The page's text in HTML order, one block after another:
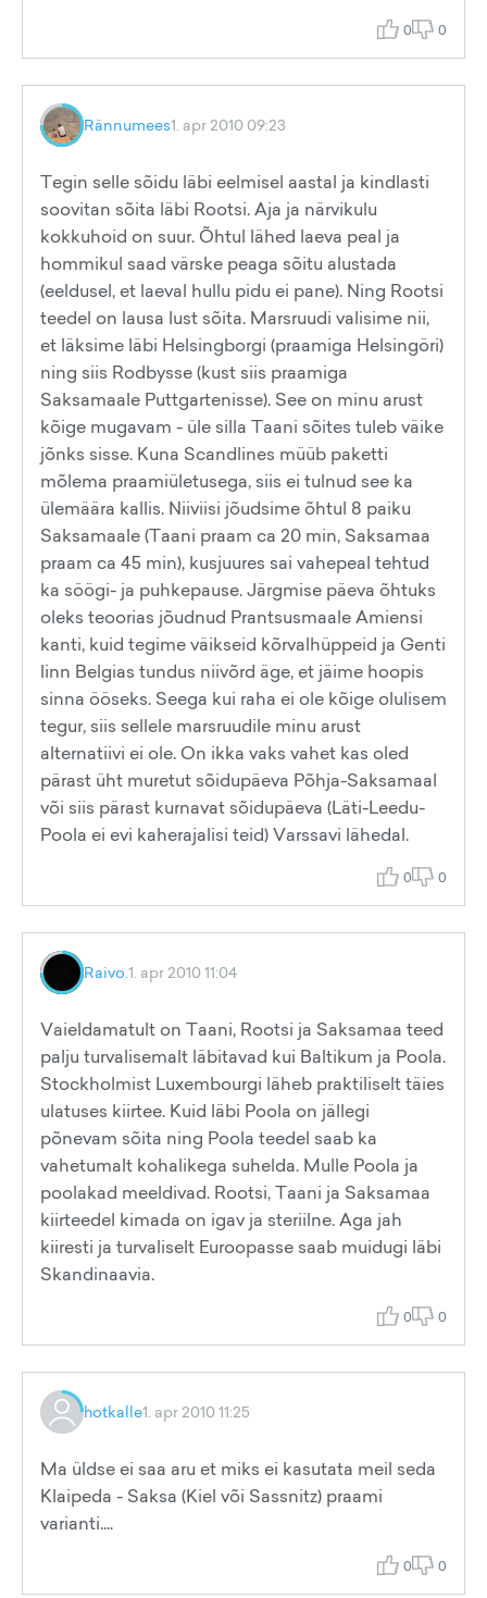
0 0
Rännumees1. apr 2010 09:23
Tegin selle sõidu läbi eelmisel aastal ja kindlasti
soovitan sõita läbi Rootsi. Aja ja närvikulu
kokkuhoid on suur. Õhtul lähed laeva peal ja
hommikul saad värske peaga sõitu alustada
(eeldusel, et laeval hullu pidu ei pane). Ning Rootsi
teedel on lausa lust sõita. Marsruudi valisime nii,
et läksime läbi Helsingborgi (praamiga Helsingöri)
ning siis Rodbysse (kust siis praamiga
Saksamaale Puttgartenisse). See on minu arust
kõige mugavam - üle silla Taani sõites tuleb väike
jõnks sisse. Kuna Scandlines müüb paketti
mõlema praamiületusega, siis ei tulnud see ka
ülemäära kallis. Niiviisi jõudsime õhtul 8 paiku
Saksamaale (Taani praam ca 20 min, Saksamaa
praam ca 45 min), kusjuures sai vahepeal tehtud
ka söögi- ja puhkepause. Järgmise päeva õhtuks
oleks teoorias jõudnud Prantsusmaale Amiensi
kanti, kuid tegime väikseid kõrvalhüppeid ja Genti
linn Belgias tundus niivõrd äge, et jäime hoopis
sinna ööseks. Seega kui raha ei ole kõige olulisem
tegur, siis sellele marsruudile minu arust
alternatiivi ei ole. On ikka vaks vahet kas oled
pärast üht muretut sõidupäeva Põhja-Saksamaal
või siis pärast kurnavat sõidupäeva (Läti-Leedu-
Poola ei evi kaherajalisi teid) Varssavi lähedal.
0 0
Raivo.1. apr 2010 11:04
Vaieldamatult on Taani, Rootsi ja Saksamaa teed
palju turvalisemalt läbitavad kui Baltikum ja Poola.
Stockholmist Luxembourgi läheb praktiliselt täies
ulatuses kiirtee. Kuid läbi Poola on jällegi
põnevam sõita ning Poola teedel saab ka
vahetumalt kohalikega suhelda. Mulle Poola ja
poolakad meeldivad. Rootsi, Taani ja Saksamaa
kiirteedel kimada on igav ja steriilne. Aga jah
kiiresti ja turvaliselt Euroopasse saab muidugi läbi
Skandinaavia.
0 0
hotkalle1. apr 2010 11:25
Ma üldse ei saa aru et miks ei kasutata meil seda
Klaipeda - Saksa (Kiel või Sassnitz) praami
varianti....
0 0